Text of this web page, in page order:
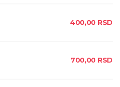
400,00 RSD
700,00 RSD